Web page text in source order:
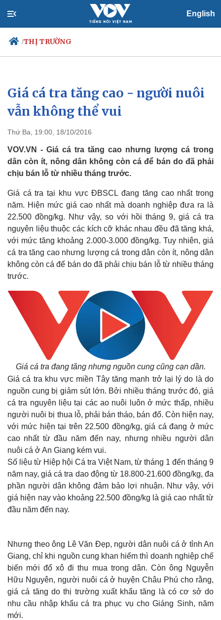
English
/THỊ TRƯỜNG
Chính trị
Đảng
Tổ chức nhân sự
Nhận diện sự thật
Xã hội
Tin 24h
Dự báo thời tiết
Việc làm
Biển đảo
Giá cá tra tăng cao - người nuôi
vẫn không thể vui
Thứ Ba, 19:00, 18/10/2016
VOV.VN - Giá cá tra tăng cao nhưng lượng cá trong
dân còn ít, nông dân không còn cá để bán do đã phải
chịu bán lỗ từ nhiều tháng trước.
Giá cá tra tại khu vực ĐBSCL đang tăng cao nhất trong
năm. Hiện mức giá cao nhất mà doanh nghiệp đưa ra là
22.500 đồng/kg. Như vậy, so với hồi tháng 9, giá cá tra
nguyên liệu thuộc các kích cỡ khác nhau đều đã tăng khá,
với mức tăng khoảng 2.000-3.000 đồng/kg. Tuy nhiên, giá
cá tra tăng cao nhưng lượng cá trong dân còn ít, nông dân
không còn cá để bán do đã phải chịu bán lỗ từ nhiều tháng
trước.
Giá cá tra đang tăng nhưng nguồn cung cũng cạn dần.
Giá cá tra khu vực miền Tây tăng mạnh trở lại lý do là do
nguồn cung bị giảm sút lớn. Bởi nhiều tháng trước đó, giá
cá tra nguyên liệu tại các ao nuôi luôn ở mức thấp, nhiều
người nuôi bị thua lỗ, phải bán tháo, bán đổ. Còn hiện nay,
với mức hiện tại trên 22.500 đồng/kg, giá cá đang ở mức
cao nhất từ đầu năm đến nay, nhưng nhiều người dân
nuôi cá ở An Giang kém vui.
Số liệu từ Hiệp hội Cá tra Việt Nam, từ tháng 1 đến tháng 9
năm nay, giá cá tra dao động từ 18.800-21.600 đồng/kg, đa
phần người dân không đảm bảo lợi nhuận. Như vậy, với
giá hiện nay vào khoảng 22.500 đồng/kg là giá cao nhất từ
đầu năm đến nay.
Nhưng theo ông Lê Văn Đẹp, người dân nuôi cá ở tỉnh An
Giang, chỉ khi nguồn cung khan hiếm thì doanh nghiệp chế
biến mới đổ xô đi thu mua trong dân. Còn ông Nguyễn
Hữu Nguyên, người nuôi cá ở huyện Châu Phú cho rằng,
giá cá tăng do thị trường xuất khẩu tăng là có cơ sở do
nhu cầu nhập khẩu cá tra phục vụ cho Giáng Sinh, năm
mới.